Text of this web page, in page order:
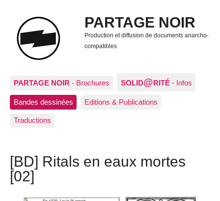
PARTAGE NOIR
Production et diffusion de documents anarcho-
compatibles
PARTAGE NOIR - Brochures SOLID@RITÉ - Infos
Bandes dessinées Editions & Publications
Traductions
[BD] Ritals en eaux mortes
[02]